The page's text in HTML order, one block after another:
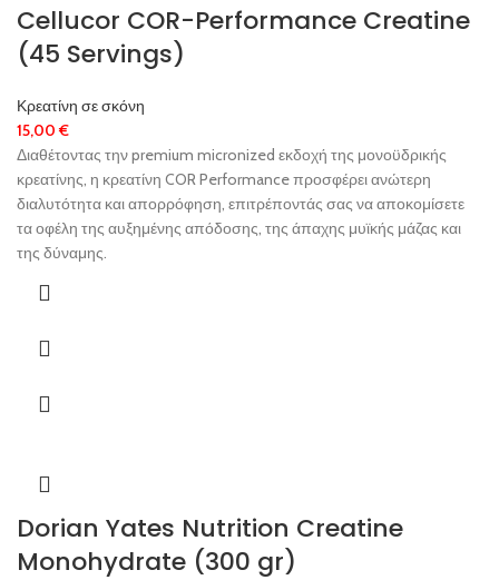
Cellucor COR-Performance Creatine
(45 Servings)
Κρεατίνη σε σκόνη
15,00€
Διαθέτοντας την premium micronized εκδοχή της μονοϋδρικής
κρεατίνης, η κρεατίνη COR Performance προσφέρει ανώτερη
διαλυτότητα και απορρόφηση, επιτρέποντάς σας να αποκομίσετε
τα οφέλη της αυξημένης απόδοσης, της άπαχης μυϊκής μάζας και
της δύναμης.
Dorian Yates Nutrition Creatine
Monohydrate (300 gr)